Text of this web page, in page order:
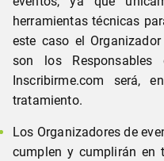
herramientas técnicas
este caso el
son los
Inscribirme.com será,
tratamiento.
Los Organizadores de
cumplen y cumplirán en